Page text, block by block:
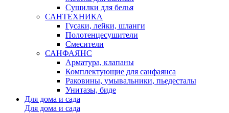
Сушилки для белья
САНТЕХНИКА
Гусаки, лейки, шланги
Полотенцесушители
Смесители
САНФАЯНС
Арматура, клапаны
Комплектующие для санфаянса
Раковины, умывальники, пьедесталы
Унитазы, биде
Для дома и сада
Для дома и сада